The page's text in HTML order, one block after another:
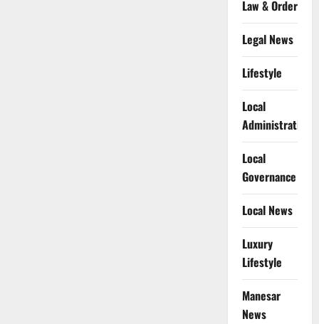
Law & Order
Legal News
Lifestyle
Local
Administration
Local
Governance
Local News
Luxury
Lifestyle
Manesar
News